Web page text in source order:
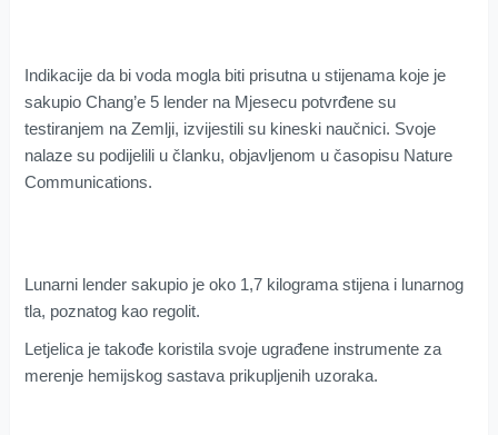
Indikacije da bi voda mogla biti prisutna u stijenama koje je
sakupio Chang’e 5 lender na Mjesecu potvrđene su
testiranjem na Zemlji, izvijestili su kineski naučnici. Svoje
nalaze su podijelili u članku, objavljenom u časopisu Nature
Communications.
Lunarni lender sakupio je oko 1,7 kilograma stijena i lunarnog
tla, poznatog kao regolit.
Letjelica je takođe koristila svoje ugrađene instrumente za
merenje hemijskog sastava prikupljenih uzoraka.